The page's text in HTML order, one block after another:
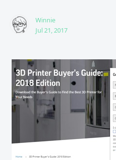
Winnie
Jul 21, 2017